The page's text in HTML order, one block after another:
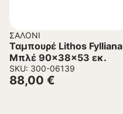
ΣΑΛΌΝΙ
Ταμπουρέ Lithos Fylliana
Μπλέ 90x38x53 εκ.
SKU: 300-06139
88,00 €